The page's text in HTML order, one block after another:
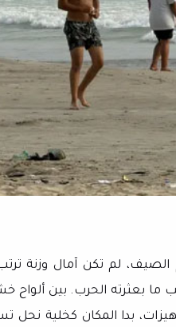
لم تكن آمال وزنة
بعثرته الحرب. بين ألواح
بدا المكان كخلية